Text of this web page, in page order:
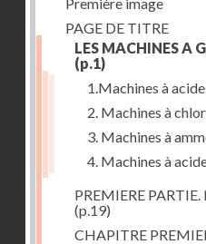
PAGE DE TITRE
LES MACHINES A
(p.1)
1.Machines à
2. Machines à
3. Machines à
4. Machines à
PREMIERE
(p.19)
CHAPITRE